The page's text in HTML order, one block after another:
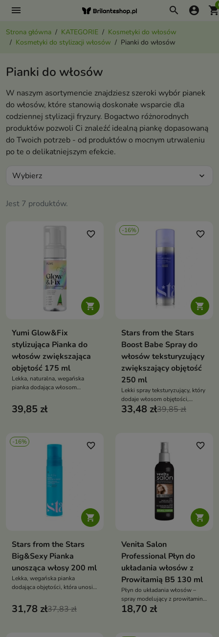
menu search account_circle
Strona główna KATEGORIE
Kosmetyki do włosów
Kosmetyki do stylizacji włosów
Pianki do włosów
Pianki do włosów
W naszym asortymencie znajdziesz szeroki wybór pianek
do włosów, które stanowią doskonałe wsparcie dla
codziennej stylizacji fryzury. Bogactwo różnorodnych
produktów pozwoli Ci znaleźć idealną piankę dopasowaną
do Twoich potrzeb - od produktów o mocnym utrwaleniu
po te o delikatniejszym efekcie.
Jest 7 produktów.
Wybierz expand_more

favorite_border
Yumi Glow&Fix
stylizująca Pianka do
włosów zwiększająca
objętość 175 ml
Lekka, naturalna, wegańska
pianka dodająca włosom
sprężystości i miękkości — bez
sklejania, obciążenia i
39,85 zł
-16%

favorite_border
Stars from the Stars
Boost Babe Spray do
włosów teksturyzujący
zwiększający objętość
250 ml
Lekki spray teksturyzujący, który
dodaje włosom objętości,
utrwala fryzurę i nadaje
33,48 zł39,85 zł
-16%

favorite_border
Stars from the Stars
Big&Sexy Pianka
unosząca włosy 200 ml
Lekka, wegańska pianka
dodająca objętości, która unosi
pozostawia pasma sprężyste
oraz lśniące
31,78 zł37,83 zł

favorite_border
Venita Salon
Professional Płyn do
układania włosów z
Prowitamią B5 130 ml
Płyn do układania włosów –
spray modelujący z prowitaminą
B5, elastyczne utrwalenie
18,70 zł